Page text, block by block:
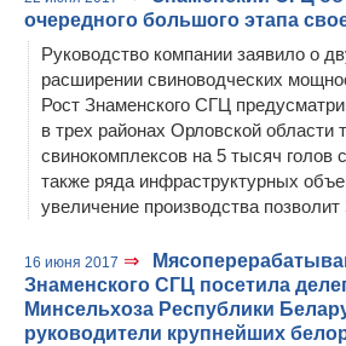
очередного большого этапа
Руководство компании заявило о
расширении свиноводческих
Рост Знаменского СГЦ
в трех районах Орловской области
свинокомплексов на 5 тысяч голов
также ряда инфраструктурных
увеличение производства
16 июня 2017 ⇒
Знаменского СГЦ посетила
Минсельхоза Республики
руководители крупнейших